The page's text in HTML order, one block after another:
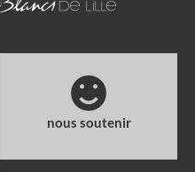
nous soutenir